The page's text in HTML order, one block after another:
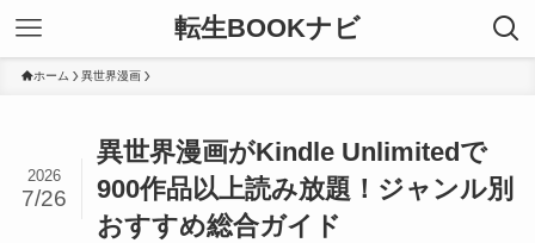
転生BOOKナビ
ホーム 異世界漫画
異世界漫画がKindle Unlimitedで
900作品以上読み放題！ジャンル別
おすすめ総合ガイド
2026
7/26